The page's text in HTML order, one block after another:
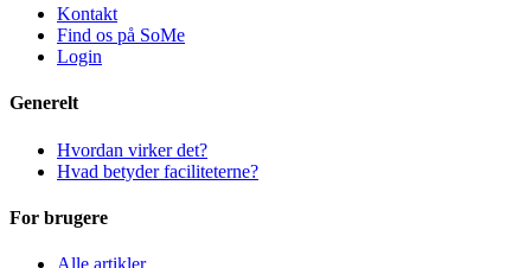
Kontakt
Find os på SoMe
Login
Generelt
Hvordan virker det?
Hvad betyder faciliteterne?
For brugere